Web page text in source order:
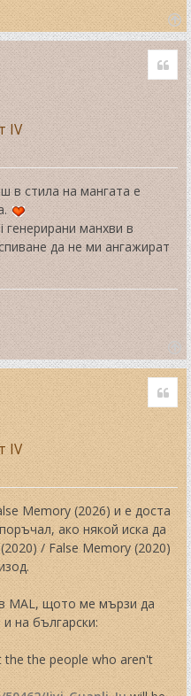
T
o
p
IV
в стила на мангата е
манхви в
да не ми ангажират
T
o
p
IV
Memory (2026) и е доста
ако някой иска да
/ False Memory (2020)
MAL, щото ме мързи да
на български:
the the people who aren't